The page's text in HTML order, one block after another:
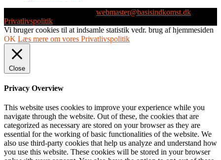
webmaster@basisindkomst.dk
Privatlivspolitik
Vi bruger cookies til at indsamle statistik vedr. brug af hjemmesiden
OK Læs mere om vores Privatlivspolitik
Close
Privacy Overview
This website uses cookies to improve your experience while you
navigate through the website. Out of these, the cookies that are
categorized as necessary are stored on your browser as they are
essential for the working of basic functionalities of the website. We
also use third-party cookies that help us analyze and understand how
you use this website. These cookies will be stored in your browser